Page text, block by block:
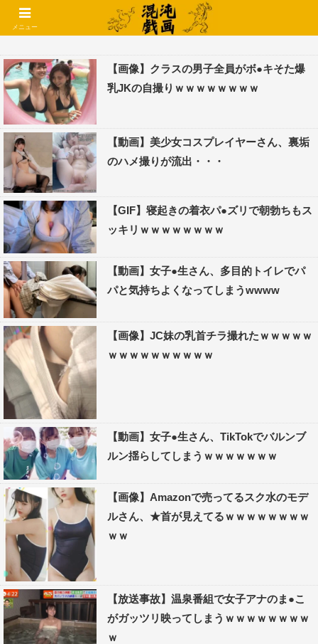
コメントでコテハン使えるようになりました🌱
【画像】クラスの男子全員がボ●キそた爆
乳JKの自撮りｗｗｗｗｗｗｗｗ
【動画】美少女コスプレイヤーさん、裏垢
のハメ撮りが流出・・・
【GIF】寝起きの着衣パ●ズリで朝勃ちもス
ッキリｗｗｗｗｗｗｗｗ
【動画】女子●生さん、多目的トイレでパ
パと気持ちよくなってしまうwwww
【画像】JC妹の乳首チラ撮れたｗｗｗｗｗ
ｗｗｗｗｗｗｗｗｗｗ
【動画】女子●生さん、TikTokでバルンブ
ルン揺らしてしまうｗｗｗｗｗｗｗ
【画像】Amazonで売ってるスク水のモデ
ルさん、★首が見えてるｗｗｗｗｗｗｗｗ
ｗｗ
【放送事故】温泉番組で女子アナのま●こ
がガッツリ映ってしまうｗｗｗｗｗｗｗｗ
ｗ
メニュー